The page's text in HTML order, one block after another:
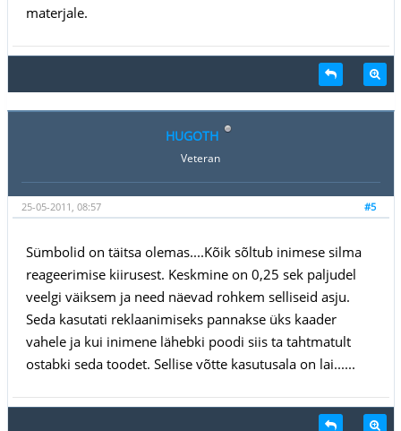
materjale.
HUGOTH
Veteran
#5
25-05-2011, 08:57
Sümbolid on täitsa olemas....Kõik sõltub inimese silma
reageerimise kiirusest. Keskmine on 0,25 sek paljudel
veelgi väiksem ja need näevad rohkem selliseid asju.
Seda kasutati reklaanimiseks pannakse üks kaader
vahele ja kui inimene lähebki poodi siis ta tahtmatult
ostabki seda toodet. Sellise võtte kasutusala on lai......